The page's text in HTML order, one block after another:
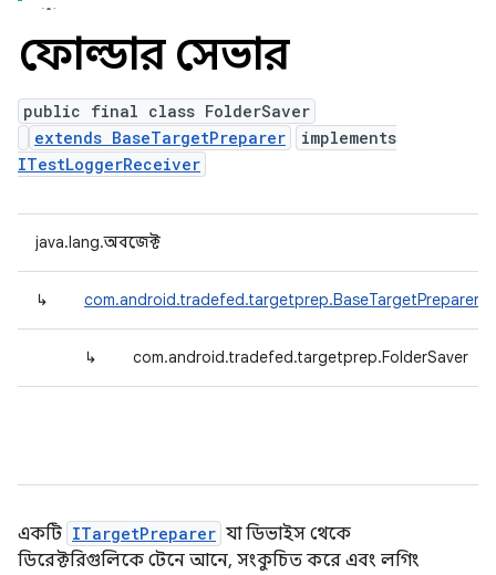
ফোল্ডার সেভার
public final class FolderSaver
extends BaseTargetPreparer
implements
ITestLoggerReceiver
java.lang.অবজেক্ট
↳ com.android.tradefed.targetprep.BaseTargetPreparer
↳ com.android.tradefed.targetprep.FolderSaver
একটি ITargetPreparer যা ডিভাইস থেকে
ডিরেক্টরিগুলিকে টেনে আনে, সংকুচিত করে এবং লগিং